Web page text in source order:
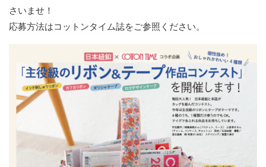
さいませ！
応募方法はコットンタイム誌をご参照ください。